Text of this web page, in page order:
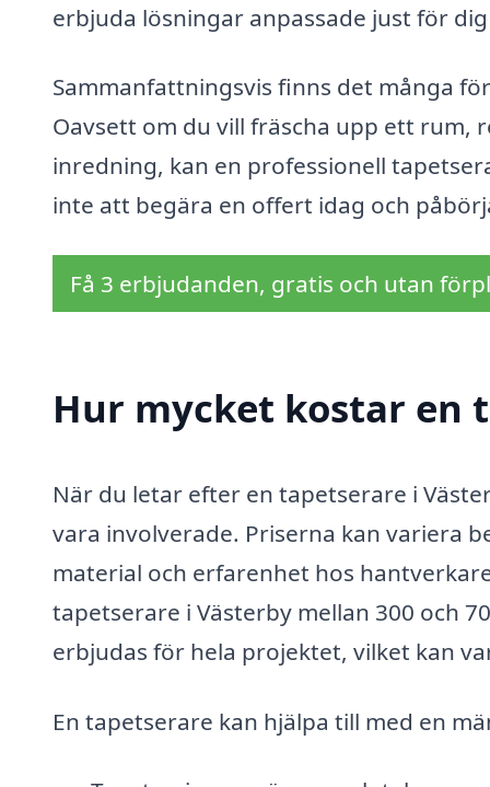
erbjuda lösningar anpassade just för
Sammanfattningsvis finns det många
Oavsett om du vill fräscha upp ett rum,
inredning, kan en professionell
inte att begära en offert idag och
Få 3 erbjudanden, gratis och utan
Hur mycket kostar en
När du letar efter en tapetserare i
vara involverade. Priserna kan variera
material och erfarenhet hos
tapetserare i Västerby mellan 300 och
erbjudas för hela projektet, vilket kan
En tapetserare kan hjälpa till med en